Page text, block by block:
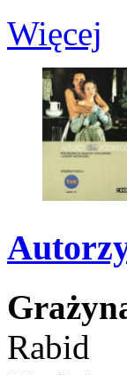
Więcej
Rabid